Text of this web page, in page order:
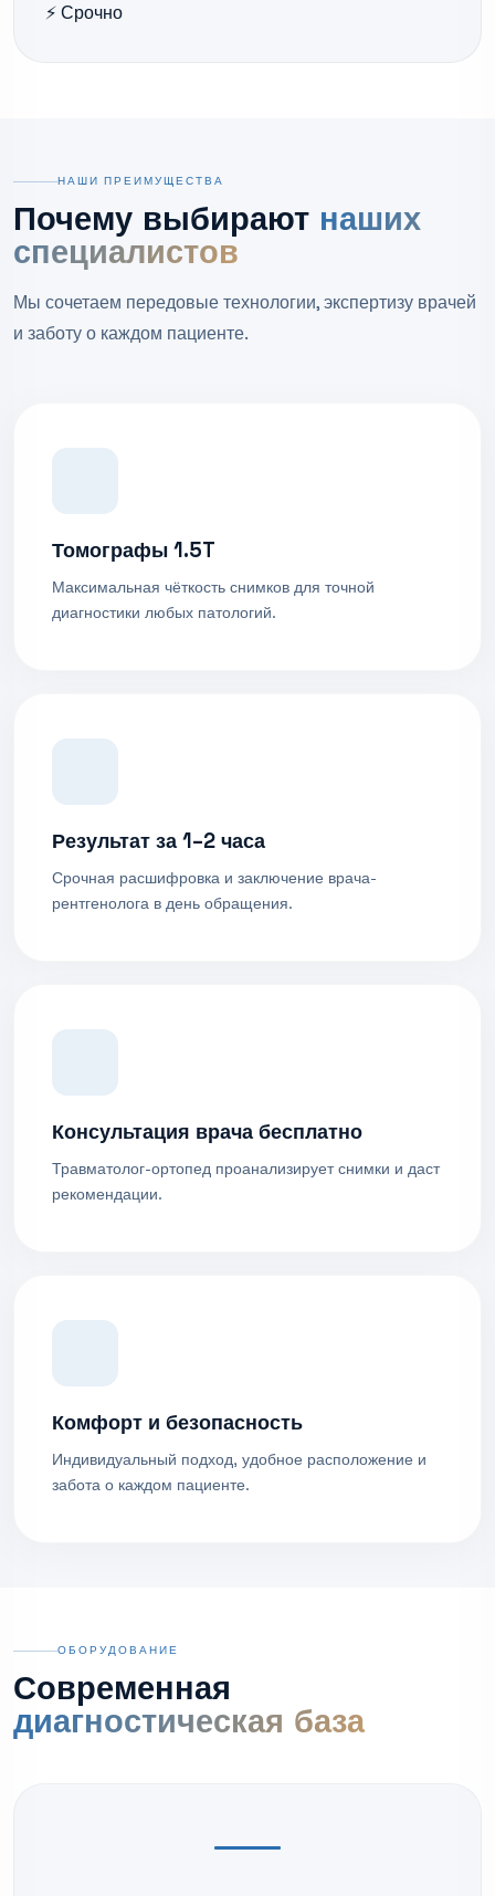
⚡ Срочно
НАШИ ПРЕИМУЩЕСТВА
Почему выбирают наших
специалистов
Мы сочетаем передовые технологии, экспертизу врачей
и заботу о каждом пациенте.
Томографы 1.5T
Максимальная чёткость снимков для точной
диагностики любых патологий.
Результат за 1–2 часа
Срочная расшифровка и заключение врача-
рентгенолога в день обращения.
Консультация врача бесплатно
Травматолог-ортопед проанализирует снимки и даст
рекомендации.
Комфорт и безопасность
Индивидуальный подход, удобное расположение и
забота о каждом пациенте.
ОБОРУДОВАНИЕ
Современная
диагностическая база